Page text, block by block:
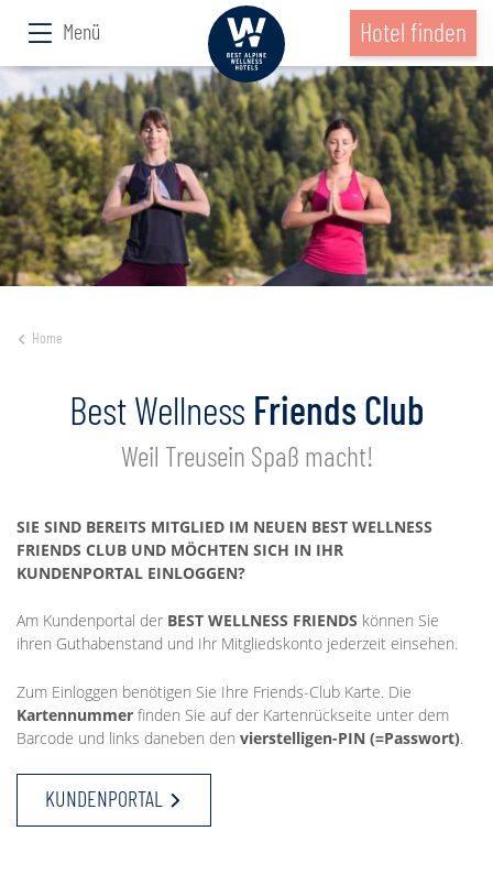
Menü Hotel finden
Home
Best Wellness Friends Club
Weil Treusein Spaß macht!
SIE SIND BEREITS MITGLIED IM NEUEN BEST WELLNESS
FRIENDS CLUB UND MÖCHTEN SICH IN IHR
KUNDENPORTAL EINLOGGEN?
Am Kundenportal der BEST WELLNESS FRIENDS können Sie
ihren Guthabenstand und Ihr Mitgliedskonto jederzeit einsehen.
Zum Einloggen benötigen Sie Ihre Friends-Club Karte. Die
Kartennummer finden Sie auf der Kartenrückseite unter dem
Barcode und links daneben den vierstelligen-PIN (=Passwort).
KUNDENPORTAL